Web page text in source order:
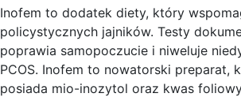
Inofem to dodatek diety, który
policystycznych jajników. Testy
poprawia samopoczucie i niweluje
PCOS. Inofem to nowatorski preparat,
posiada mio-inozytol oraz kwas